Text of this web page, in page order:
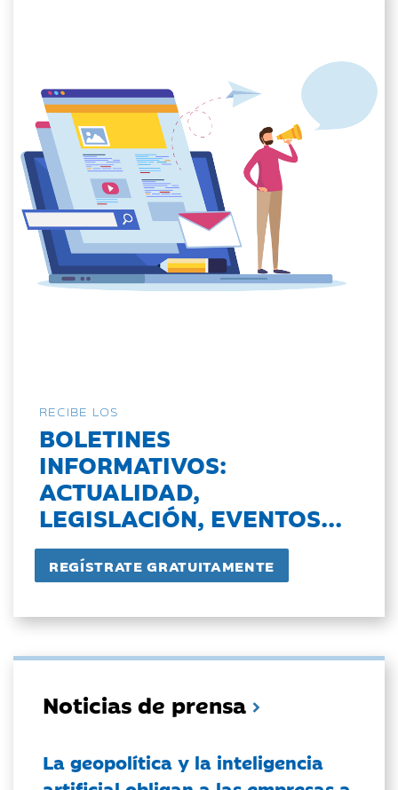
RECIBE LOS
BOLETINES
INFORMATIVOS:
ACTUALIDAD,
LEGISLACIÓN, EVENTOS...
Noticias de prensa
La geopolítica y la inteligencia